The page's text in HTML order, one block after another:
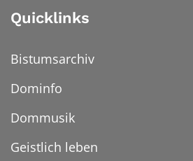
Quicklinks
Bistumsarchiv
Dominfo
Dommusik
Geistlich leben